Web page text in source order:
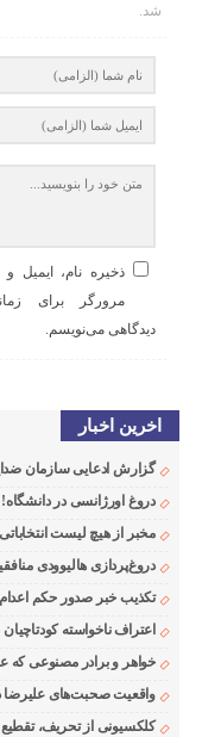
شد.
ذخیره نام، ایمیل
مرورگر برای
دیدگاهی می‌نویسم.
اخرین اخبار
گزارش ادعایی سازمان
دروغ اورژانسی در دانشگاه!
مخبر از هیچ لیست
دروغ‌پردازی هالیوودی
تکذیب خبر صدور حکم
اعتراف ناخواسته
خواهر و برادر مصنوعی که
واقعیت صحبت‌های علیرضا
کلکسیونی از تحریف،